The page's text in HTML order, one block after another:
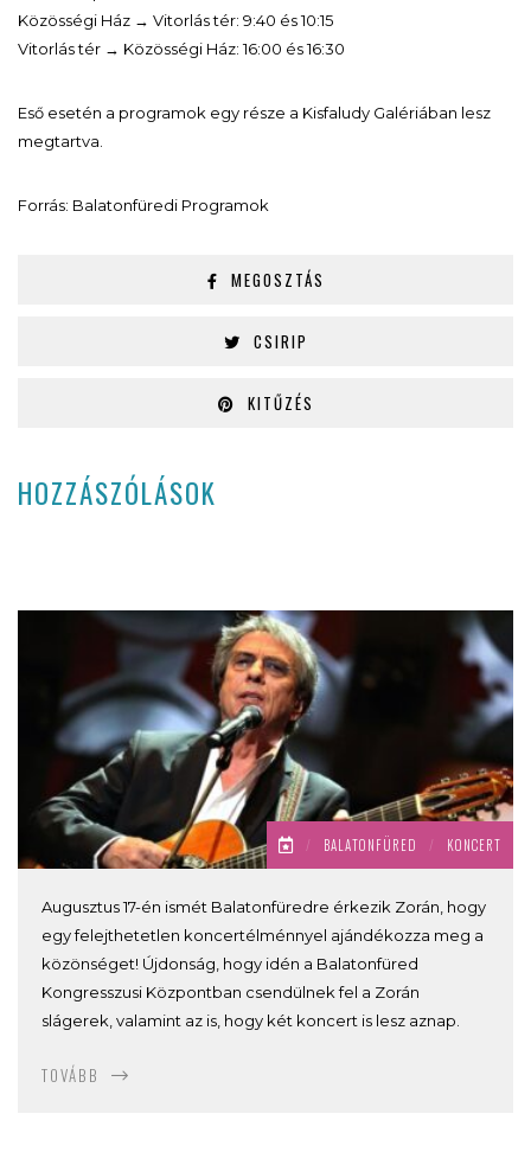
Közösségi Ház → Vitorlás tér: 9:40 és 10:15
Vitorlás tér → Közösségi Ház: 16:00 és 16:30
Eső esetén a programok egy része a Kisfaludy Galériában lesz
megtartva.
Forrás: Balatonfüredi Programok
MEGOSZTÁS
CSIRIP
KITŰZÉS
HOZZÁSZÓLÁSOK
/ BALATONFÜRED / KONCERT
Augusztus 17-én ismét Balatonfüredre érkezik Zorán, hogy
egy felejthetetlen koncertélménnyel ajándékozza meg a
közönséget! Újdonság, hogy idén a Balatonfüred
Kongresszusi Központban csendülnek fel a Zorán
slágerek, valamint az is, hogy két koncert is lesz aznap.
TOVÁBB